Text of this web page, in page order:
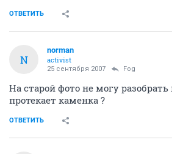
ОТВЕТИТЬ
N
norman
activist
25 сентября 2007 Fоg
На старой фото не могу
протекает каменка ?
ОТВЕТИТЬ